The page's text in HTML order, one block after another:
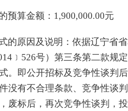
预算金额：1,900,000.00元
的原因及说明：依据辽宁省
号）第三条第二款规
。即公开招标及竞争性谈判
没有不合理条款、竞争性谈
废标后，再次竞争性谈判，